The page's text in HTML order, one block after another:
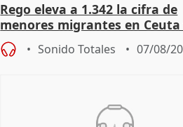
Rego eleva a 1.342 la cifra de
menores migrantes en
entrada masiva
Sonido Totales 07/08/